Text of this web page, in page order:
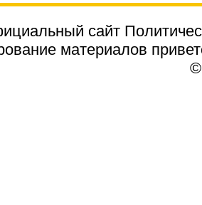
сайт
материалов
©